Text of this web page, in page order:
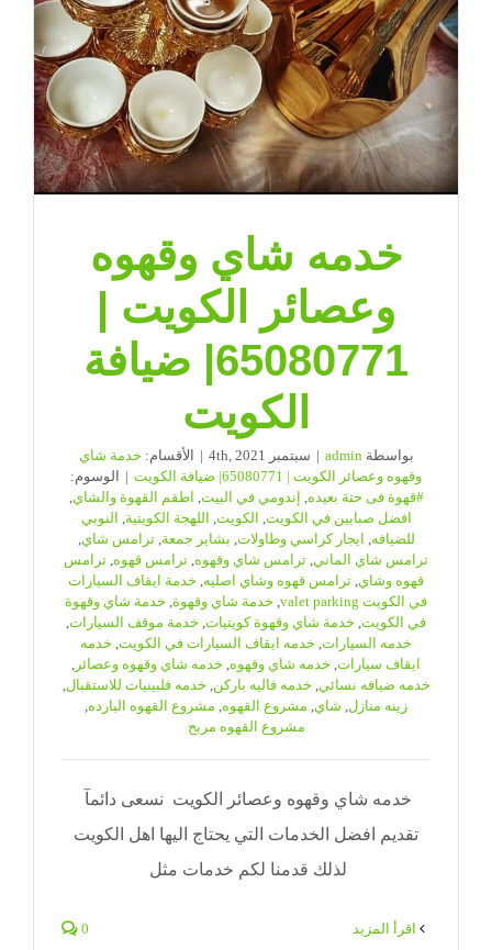
خدمه شاي وقهوه
وعصائر الكويت |
65080771| ضيافة
الكويت
بواسطةadmin
| سبتمبر 4th, 2021 | الأقسام: خدمة شاي
وقهوه وعصائر الكويت | 65080771| ضيافة الكويت
|
الوسوم:
#قهوة فى حتة بعيده, إندومي في البيت, اطقم القهوة والشاي,
افضل صبابين في الكويت, الكويت, اللهجة الكويتية, النوبي
للضيافه, ايجار كراسي وطاولات, بشاير جمعة,ترامس شاي,
ترامس شاي الماني, ترامس شاي وقهوه, ترامس قهوه, ترامس
قهوه وشاي, ترامس قهوه وشاي اصليه, خدمة ايقاف السيارات
في الكويت valet parking
, خدمة شاي وقهوة, خدمة شاي وقهوة
في الكويت, خدمة شاي وقهوة كويتيات, خدمة موقف السيارات,
خدمه السيارات, خدمه ايقاف السيارات في الكويت, خدمه
ايقاف سيارات, خدمه شاي وقهوه, خدمه شاي وقهوه وعصائر ,
خدمه ضيافه نسائي, خدمه فاليه باركن, خدمه فلبينيات للاستقبال,
زينه منازل, شاي, مشروع القهوه, مشروع القهوه البارده,
مشروع القهوه مربح
خدمه شاي وقهوه وعصائر الكويت نسعى دائمآ
تقديم افضل الخدمات التي يحتاج اليها اهل الكويت
لذلك قدمنا لكم خدمات مثل
0